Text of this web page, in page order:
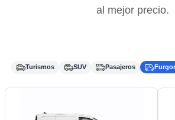
al mejor precio.
Turismos SUV Pasajeros